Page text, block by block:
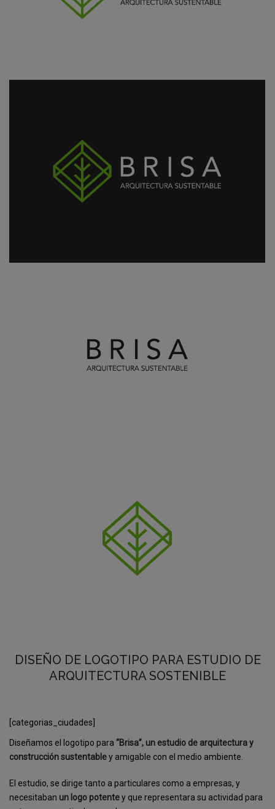
DISEÑO DE LOGOTIPO PARA ESTUDIO DE
ARQUITECTURA SOSTENIBLE
[categorias_ciudades]
Diseñamos el logotipo para “Brisa”, un estudio de arquitectura y
construcción sustentabley amigable con el medio ambiente.
El estudio, se dirige tanto a particulares como a empresas, y
necesitaban un logo potentey que representara su actividad para